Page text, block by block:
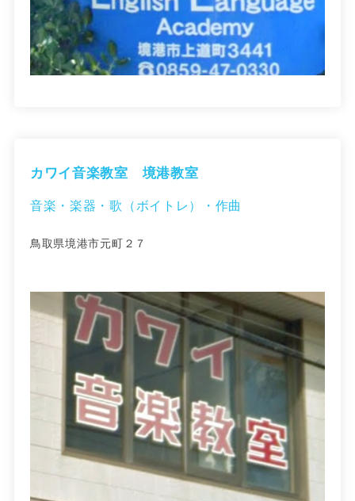
カワイ音楽教室 境港教室
音楽・楽器・歌（ボイトレ）・作曲
鳥取県境港市元町２７